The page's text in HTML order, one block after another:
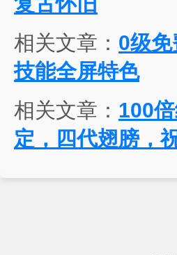
相关文章： 0级
技能全屏特色
相关文章： 100
定，四代翅膀，